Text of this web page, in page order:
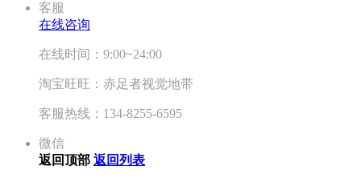
客服
在线咨询
在线时间：9:00~24:00
淘宝旺旺：赤足者视觉地带
客服热线：134-8255-6595
微信
返回顶部 返回列表